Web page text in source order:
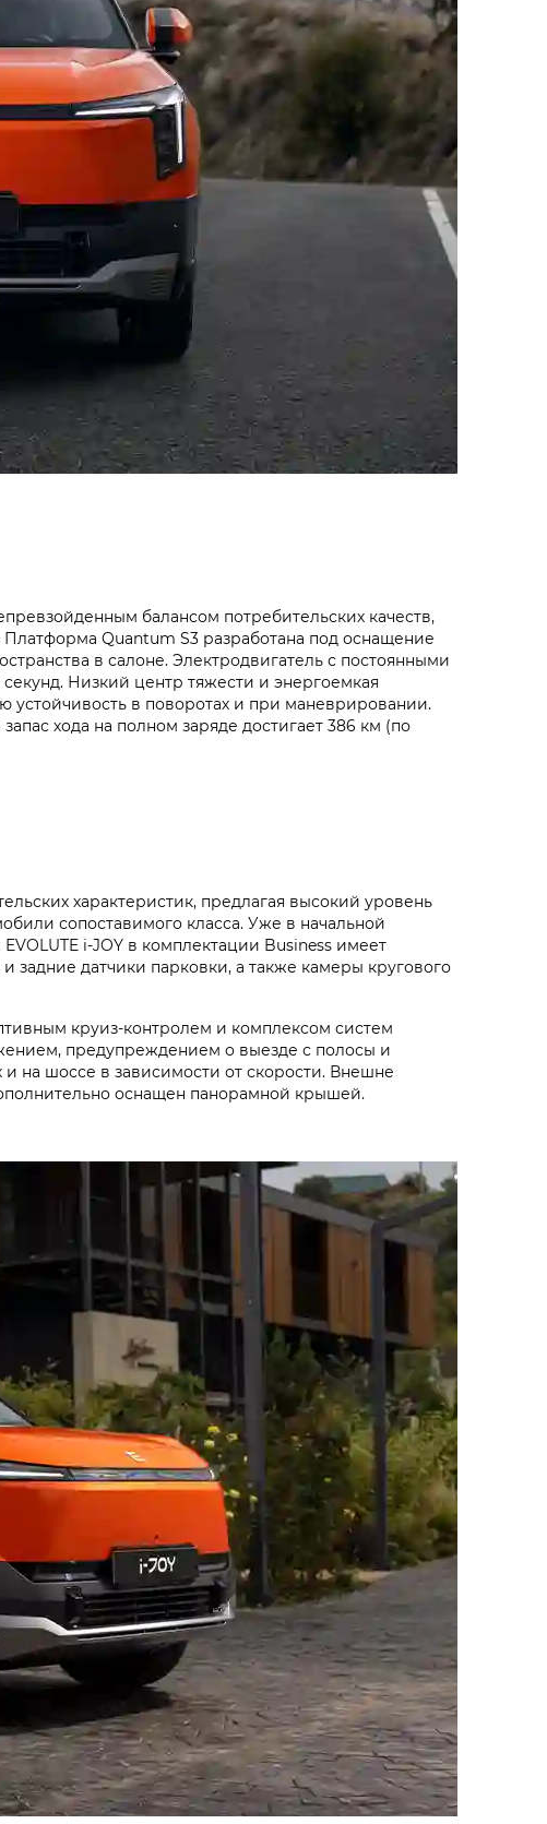
балансом потребительских качеств,
Quantum S3 разработана под оснащение
в салоне. Электродвигатель с постоянными
Низкий центр тяжести и энергоемкая
устойчивость в поворотах и при маневрировании.
хода на полном заряде достигает 386 км (по
характеристик, предлагая высокий уровень
сопоставимого класса. Уже в начальной
i‑JOY в комплектации Business имеет
задние датчики парковки, а также камеры кругового
круиз-контролем и комплексом систем
предупреждением о выезде с полосы и
на шоссе в зависимости от скорости. Внешне
оснащен панорамной крышей.